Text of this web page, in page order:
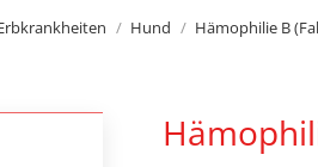
Hund Hämophilie B